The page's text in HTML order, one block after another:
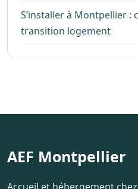
S’installer à Montpellier :
transition logement
AEF Montpellier